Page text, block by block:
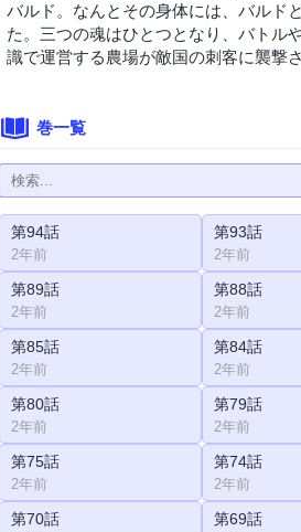
バルド。なんとその身体には、バルド
た。三つの魂はひとつとなり、バトル
識で運営する農場が敵国の刺客に襲
巻一覧
第94話
2年前
第93話
2年前
第89話
2年前
第88話
2年前
第85話
2年前
第84話
2年前
第80話
2年前
第79話
2年前
第75話
2年前
第74話
2年前
第70話 第69話